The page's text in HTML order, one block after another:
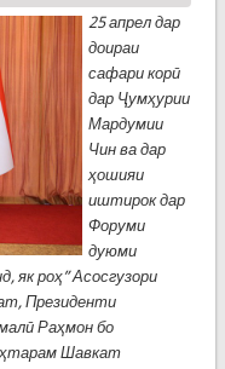
25 апрел дар
доираи
сафари корӣ
дар Ҷумҳурии
Мардумии
Чин ва дар
ҳошияи
иштирок дар
Форуми
дуюми
як роҳ” Асосгузори
Президенти
Раҳмон бо
Шавкат